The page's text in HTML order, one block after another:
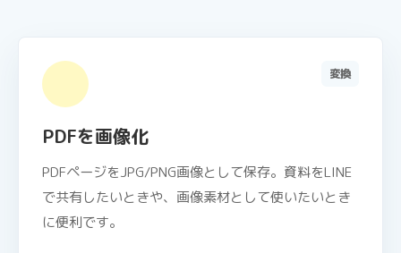
変換
PDFを画像化
PDFページをJPG/PNG画像として保存。資料をLINE
で共有したいときや、画像素材として使いたいとき
に便利です。